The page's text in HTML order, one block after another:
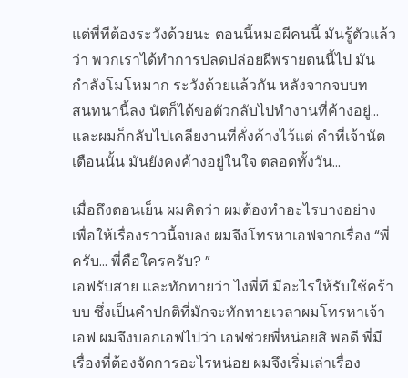
แต่พี่ทีต้องระวังด้วยนะ ตอนนี้หมอผีคนนี้ มันรู้ตัวแล้ว
ว่า พวกเราได้ทำการปลดปล่อยผีพรายตนนี้ไป มัน
กำลังโมโหมาก ระวังด้วยแล้วกัน หลังจากจบบท
สนทนานี้ลง นัตก็ได้ขอตัวกลับไปทำงานที่ค้างอยู่…
และผมก็กลับไปเคลียงานที่คั่งค้างไว้แต่ คำที่เจ้านัต
เตือนนั้น มันยังคงค้างอยู่ในใจ ตลอดทั้งวัน…
เมื่อถึงตอนเย็น ผมคิดว่า ผมต้องทำอะไรบางอย่าง
เพื่อให้เรื่องราวนี้จบลง ผมจึงโทรหาเอฟจากเรื่อง “พี่
ครับ… พี่คือใครครับ? ”
เอฟรับสาย และทักทายว่า ไงพี่ที มีอะไรให้รับใช้คร้า
บบ ซึ่งเป็นคำปกติที่มักจะทักทายเวลาผมโทรหาเจ้า
เอฟ ผมจึงบอกเอฟไปว่า เอฟช่วยพี่หน่อยสิ พอดี พี่มี
เรื่องที่ต้องจัดการอะไรหน่อย ผมจึงเริ่มเล่าเรื่อง